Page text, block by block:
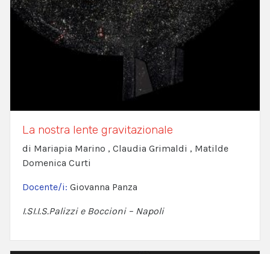
La nostra lente gravitazionale
di Mariapia Marino , Claudia Grimaldi , Matilde
Domenica Curti
Docente/i: Giovanna Panza
I.SI.I.S.Palizzi e Boccioni – Napoli